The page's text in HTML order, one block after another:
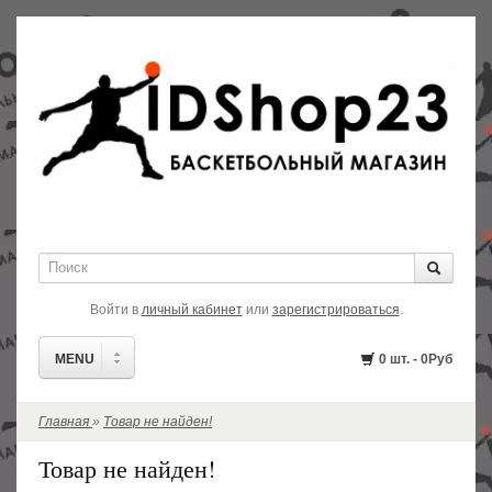
0 шт. - 0Руб
Войти в личный кабинетили зарегистрироваться
MENU
В НАЛИЧИИ
Главная » Товар не найден!
Товар не найден!